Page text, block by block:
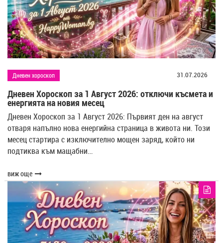
Дневен хороскоп 31.07.2026
Дневен Хороскоп за 1 Август 2026: отключи късмета и
енергията на новия месец
Дневен Хороскоп за 1 Август 2026: Първият ден на август
отваря напълно нова енергийна страница в живота ни. Този
месец стартира с изключително мощен заряд, който ни
подтиква към мащабни…
виж още